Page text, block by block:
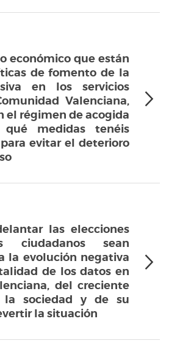
económico que están
de fomento de la
en los servicios
Valenciana,
el régimen de acogida
medidas tenéis
evitar el deterioro
las elecciones
sean
la evolución negativa
de los datos en
del creciente
la sociedad y de su
la situación